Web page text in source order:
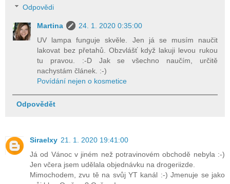
Odpovědi
Martina
24. 1. 2020 0:35:00
UV lampa funguje skvěle. Jen já se musím naučit
lakovat bez přetahů. Obzvlášť když lakuji levou rukou
tu pravou. :-D Jak se všechno naučím, určitě
nachystám článek. :-)
Povídání nejen o kosmetice
Odpovědět
Siraelxy 21. 1. 2020 19:41:00
Já od Vánoc v jiném než potravinovém obchodě nebyla :-)
Jen včera jsem udělala objednávku na drogeriizde.
Mimochodem, zvu tě na svůj YT kanál :-) Jmenuje se jako